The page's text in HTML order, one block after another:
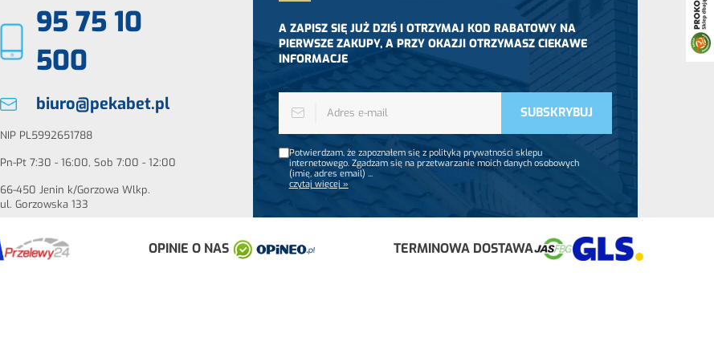
95 75 10
500
biuro@pekabet.pl
NIP PL5992651788
Pn-Pt 7:30 - 16:00, Sob 7:00 - 12:00
66-450 Jenin k/Gorzowa Wlkp.
ul. Gorzowska 133
A ZAPISZ SIĘ JUŻ DZIŚ I OTRZYMAJ KOD RABATOWY NA
PIERWSZE ZAKUPY, A PRZY OKAZJI OTRZYMASZ CIEKAWE
INFORMACJE
Potwierdzam, że zapoznałem się z polityką prywatności sklepu
internetowego. Zgadzam się na przetwarzanie moich danych osobowych
(imię, adres email) ...
czytaj więcej »
OPINIE O NAS TERMINOWA DOSTAWA